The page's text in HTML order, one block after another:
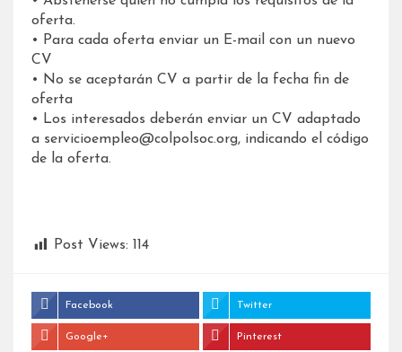
oferta.
• Para cada oferta enviar un E-mail con un nuevo
CV
• No se aceptarán CV a partir de la fecha fin de
oferta
• Los interesados deberán enviar un CV adaptado
a servicioempleo@colpolsoc.org, indicando el código
de la oferta.
Post Views: 114
Facebook Twitter
Google+ Pinterest